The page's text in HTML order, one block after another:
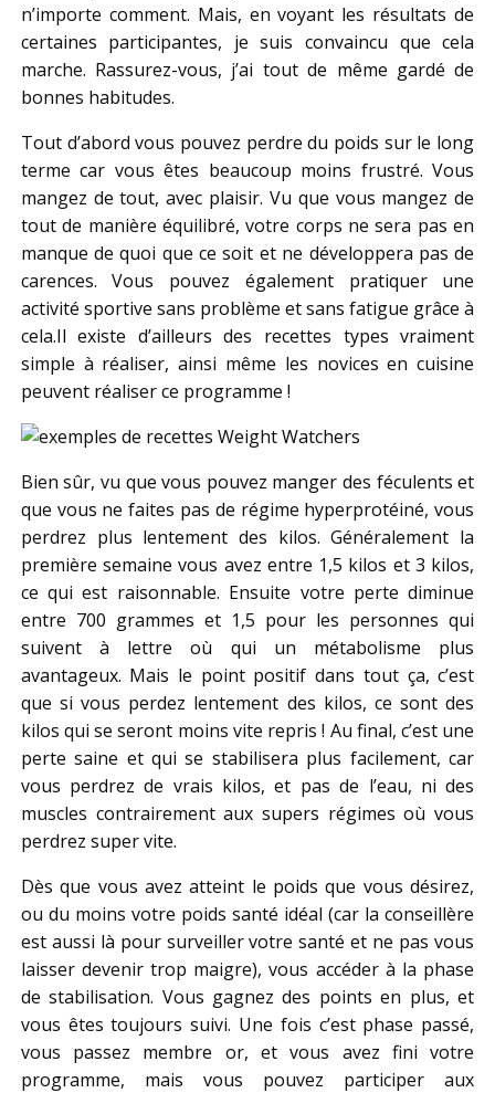
n’importe comment. Mais, en voyant les résultats de
certaines participantes, je suis convaincu que cela
marche. Rassurez-vous, j’ai tout de même gardé de
bonnes habitudes.
Tout d’abord vous pouvez perdre du poids sur le long
terme car vous êtes beaucoup moins frustré. Vous
mangez de tout, avec plaisir. Vu que vous mangez de
tout de manière équilibré, votre corps ne sera pas en
manque de quoi que ce soit et ne développera pas de
carences. Vous pouvez également pratiquer une
activité sportive sans problème et sans fatigue grâce à
cela.Il existe d’ailleurs des recettes types vraiment
simple à réaliser, ainsi même les novices en cuisine
peuvent réaliser ce programme !
Bien sûr, vu que vous pouvez manger des féculents et
que vous ne faites pas de régime hyperprotéiné, vous
perdrez plus lentement des kilos. Généralement la
première semaine vous avez entre 1,5 kilos et 3 kilos,
ce qui est raisonnable. Ensuite votre perte diminue
entre 700 grammes et 1,5 pour les personnes qui
suivent à lettre où qui un métabolisme plus
avantageux. Mais le point positif dans tout ça, c’est
que si vous perdez lentement des kilos, ce sont des
kilos qui se seront moins vite repris ! Au final, c’est une
perte saine et qui se stabilisera plus facilement, car
vous perdrez de vrais kilos, et pas de l’eau, ni des
muscles contrairement aux supers régimes où vous
perdrez super vite.
Dès que vous avez atteint le poids que vous désirez,
ou du moins votre poids santé idéal (car la conseillère
est aussi là pour surveiller votre santé et ne pas vous
laisser devenir trop maigre), vous accéder à la phase
de stabilisation. Vous gagnez des points en plus, et
vous êtes toujours suivi. Une fois c’est phase passé,
vous passez membre or, et vous avez fini votre
programme, mais vous pouvez participer aux